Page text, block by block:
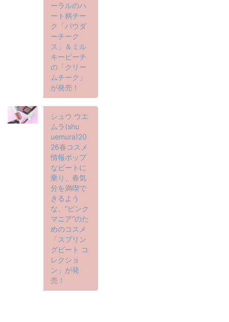
ーラルのハ
ート柄チー
ク「パウダ
ーチーク
ス」＆ミル
キーピーチ
の「クリー
ムチーク」
が発売！
シュウ ウエ
ムラ(shu
uemura)20
26春コスメ
情報ポップ
なビートに
乗り、春気
分を満喫で
きるよう
な、“ピンク
マニア”のた
めのコスメ
「スプリン
グビート コ
レクショ
ン」が発
売！